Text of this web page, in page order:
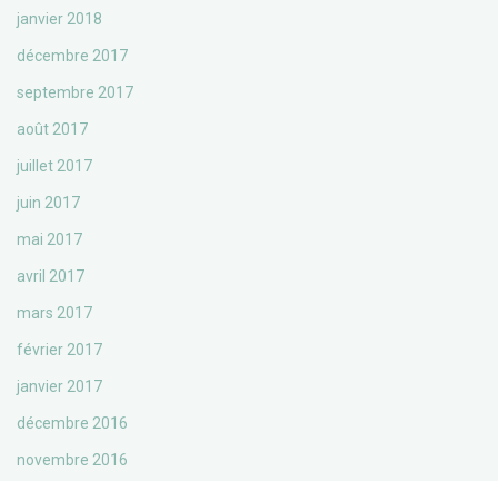
janvier 2018
décembre 2017
septembre 2017
août 2017
juillet 2017
juin 2017
mai 2017
avril 2017
mars 2017
février 2017
janvier 2017
décembre 2016
novembre 2016